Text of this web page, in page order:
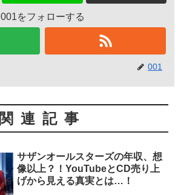
001をフォローする
001
関連記事
サザンオールスターズの年収、想
像以上？！YouTubeとCD売り上
げから見える真実とは…！